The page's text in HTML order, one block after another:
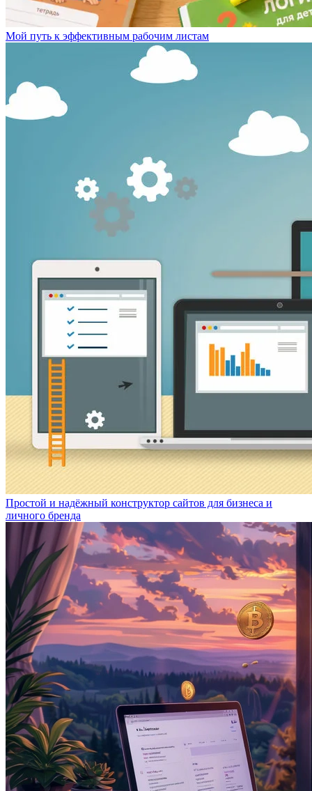
Мой путь к эффективным рабочим листам
Простой и надёжный конструктор сайтов для бизнеса и
личного бренда